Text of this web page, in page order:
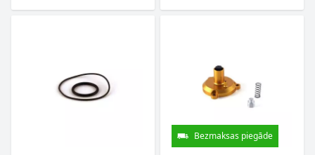
Bezmaksas piegāde